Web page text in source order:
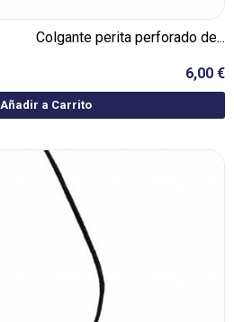
Colgante perita perforado de...
6,00 €
Añadir a Carrito